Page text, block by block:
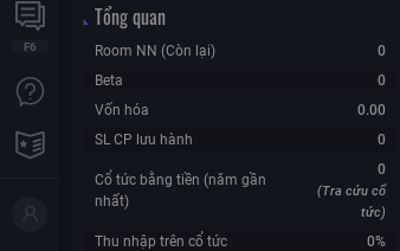
Tổng quan
Room NN (Còn lại)
0
Beta
0
Vốn hóa
0.00
SL CP lưu hành
0
Cổ tức bằng tiền (năm gần
nhất)
0
(Tra cứu cổ
tức)
Thu nhập trên cổ tức 0%